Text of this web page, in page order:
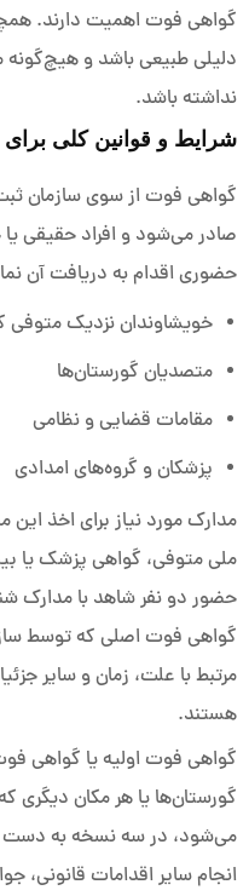
گواهی فوت اهمیت دارند.
دلیلی طبیعی باشد و
نداشته باشد.
شرایط و قوانین کلی
گواهی فوت از سوی سازمان
صادر می‌شود و افراد حقیقی
حضوری اقدام به دریافت آن
خویشاوندان نزدیک متوفی
متصدیان گورستان‌ها
مقامات قضایی و نظامی
پزشکان و گروه‌های امدادی
مدارک مورد نیاز برای اخذ
ملی متوفی، گواهی پزشک یا
حضور دو نفر شاهد با مدارک
گواهی فوت اصلی که توسط
مرتبط با علت، زمان و سایر
هستند.
گواهی فوت اولیه یا گواهی
گورستان‌ها یا هر مکان دیگری
می‌شود، در سه نسخه به دست
انجام سایر اقدامات قانونی،